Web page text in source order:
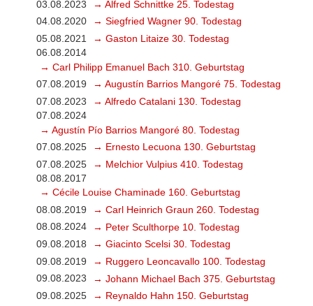
03.08.2023
→ Alfred Schnittke 25. Todestag
04.08.2020
→ Siegfried Wagner 90. Todestag
05.08.2021
→ Gaston Litaize 30. Todestag
06.08.2014
→ Carl Philipp Emanuel Bach 310. Geburtstag
07.08.2019
→ Augustín Barrios Mangoré 75. Todestag
07.08.2023
→ Alfredo Catalani 130. Todestag
07.08.2024
→ Agustín Pío Barrios Mangoré 80. Todestag
07.08.2025
→ Ernesto Lecuona 130. Geburtstag
07.08.2025
→ Melchior Vulpius 410. Todestag
08.08.2017
→ Cécile Louise Chaminade 160. Geburtstag
08.08.2019
→ Carl Heinrich Graun 260. Todestag
08.08.2024
→ Peter Sculthorpe 10. Todestag
09.08.2018
→ Giacinto Scelsi 30. Todestag
09.08.2019
→ Ruggero Leoncavallo 100. Todestag
09.08.2023
→ Johann Michael Bach 375. Geburtstag
09.08.2025
→ Reynaldo Hahn 150. Geburtstag